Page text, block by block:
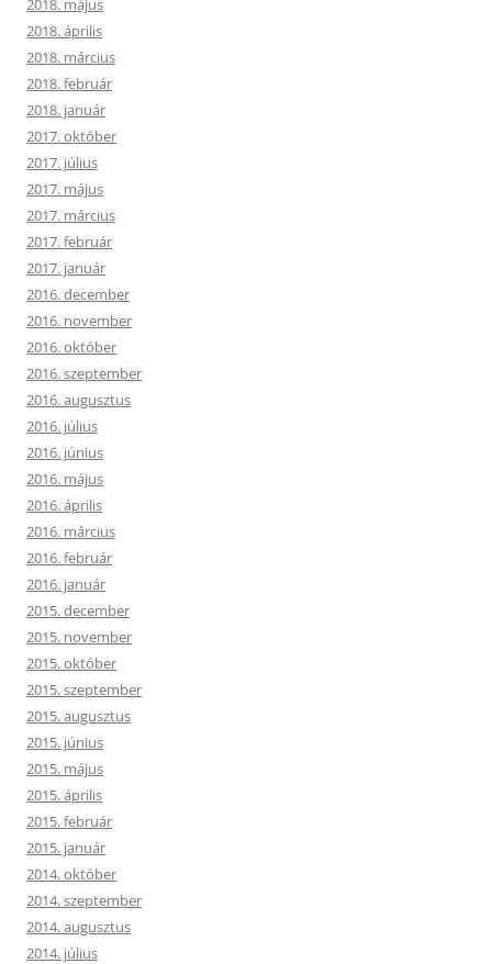
2018. május
2018. április
2018. március
2018. február
2018. január
2017. október
2017. július
2017. május
2017. március
2017. február
2017. január
2016. december
2016. november
2016. október
2016. szeptember
2016. augusztus
2016. július
2016. június
2016. május
2016. április
2016. március
2016. február
2016. január
2015. december
2015. november
2015. október
2015. szeptember
2015. augusztus
2015. június
2015. május
2015. április
2015. február
2015. január
2014. október
2014. szeptember
2014. augusztus
2014. július